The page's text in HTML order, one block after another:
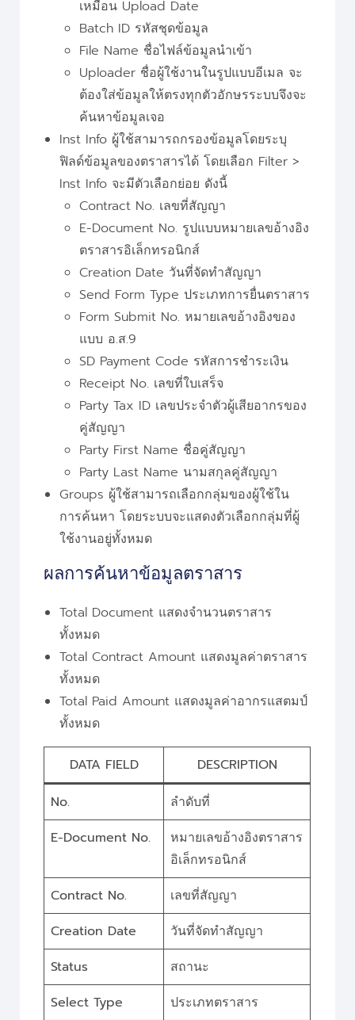
เหมือน Upload Date
Batch ID รหัสชุดข้อมูล
File Name ชื่อไฟล์ข้อมูลนำเข้า
Uploader ชื่อผู้ใช้งานในรูปแบบอีเมล จะ
ต้องใส่ข้อมูลให้ตรงทุกตัวอักษรระบบจึงจะ
ค้นหาข้อมูลเจอ
Inst Info ผู้ใช้สามารถกรองข้อมูลโดยระบุ
ฟิลด์ข้อมูลของตราสารได้ โดยเลือก Filter >
Inst Info จะมีตัวเลือกย่อย ดังนี้
Contract No. เลขที่สัญญา
E-Document No. รูปแบบหมายเลขอ้างอิง
ตราสารอิเล็กทรอนิกส์
Creation Date วันที่จัดทำสัญญา
Send Form Type ประเภทการยื่นตราสาร
Form Submit No. หมายเลขอ้างอิงของ
แบบ อ.ส.9
SD Payment Code รหัสการชำระเงิน
Receipt No. เลขที่ใบเสร็จ
Party Tax ID เลขประจำตัวผู้เสียอากรของ
คู่สัญญา
Party First Name ชื่อคู่สัญญา
Party Last Name นามสกุลคู่สัญญา
Groups ผู้ใช้สามารถเลือกกลุ่มของผู้ใช้ใน
การค้นหา โดยระบบจะแสดงตัวเลือกกลุ่มที่ผู้
ใช้งานอยู่ทั้งหมด
ผลการค้นหาข้อมูลตราสาร
Total Document แสดงจำนวนตราสาร
ทั้งหมด
Total Contract Amount แสดงมูลค่าตราสาร
ทั้งหมด
Total Paid Amount แสดงมูลค่าอากรแสตมป์
ทั้งหมด
DATA FIELD
DESCRIPTION
No.
ลำดับที่
E-Document No.
หมายเลขอ้างอิงตราสาร
อิเล็กทรอนิกส์
Contract No.
เลขที่สัญญา
Creation Date
วันที่จัดทำสัญญา
Status
สถานะ
Select Type
ประเภทตราสาร